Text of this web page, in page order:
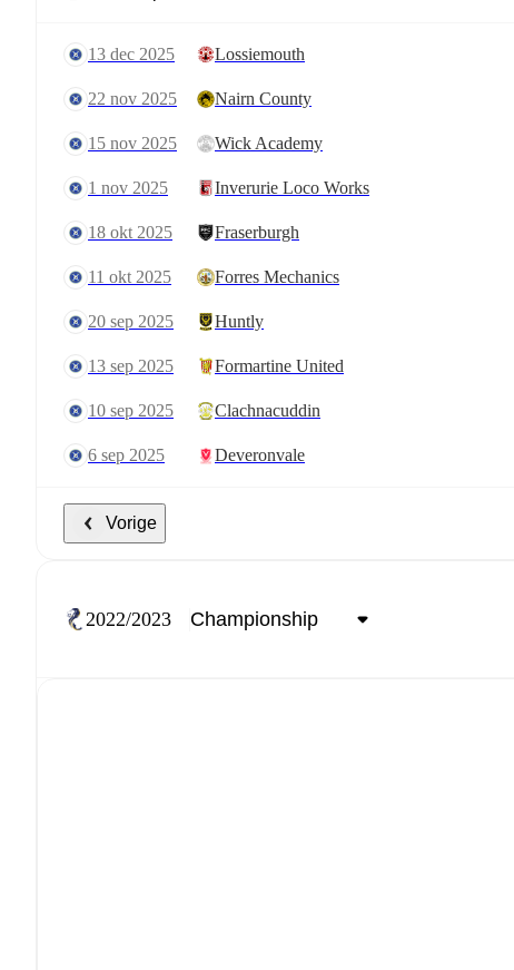
13 dec 2025 Lossiemouth
22 nov 2025 Nairn County
15 nov 2025 Wick Academy
1 nov 2025 Inverurie Loco Works
18 okt 2025 Fraserburgh
11 okt 2025 Forres Mechanics
20 sep 2025 Huntly
13 sep 2025 Formartine United
10 sep 2025 Clachnacuddin
6 sep 2025 Deveronvale
Vorige
2022/2023